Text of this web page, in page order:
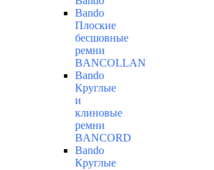
Bando
Плоские
бесшовные
ремни
BANCOLLAN
Bando
Круглые
и
клиновые
ремни
BANCORD
Bando
Круглые